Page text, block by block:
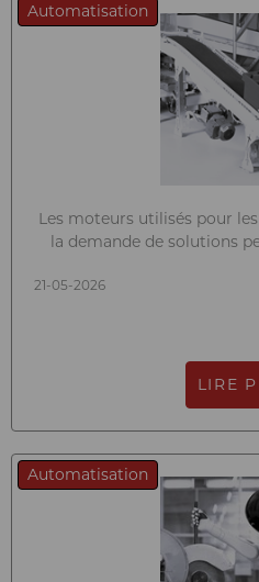
Automatisation
Les moteurs utilisés pour
la demande de solutions
21-05-2026
LIRE
Automatisation